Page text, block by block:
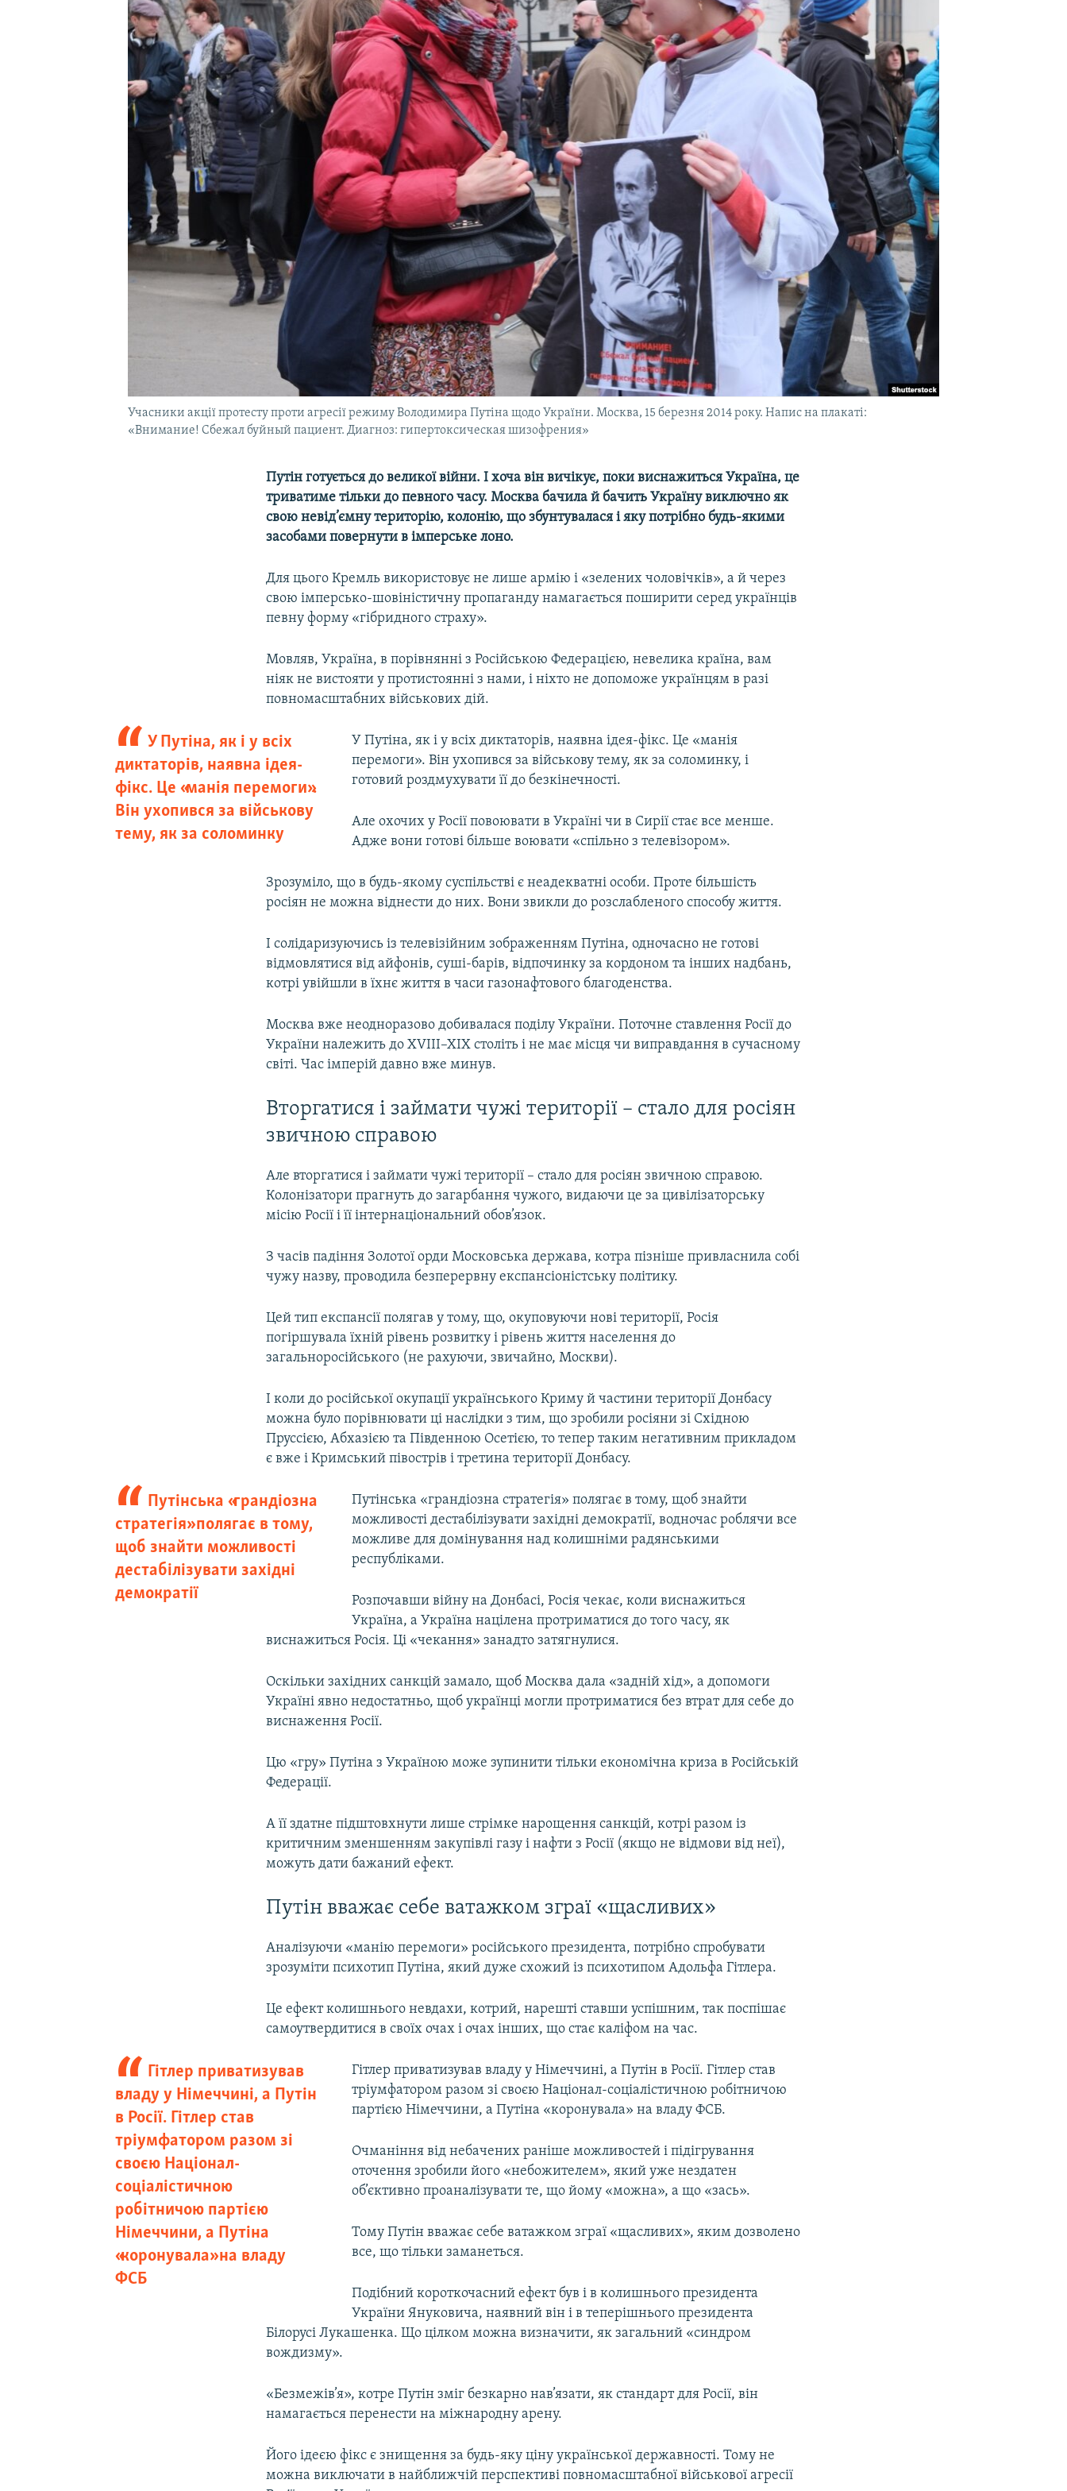
УКРАЇНСЬКА ПРОБЛЕМА КРИМУ
Учасники акції протесту проти агресії режиму Володимира Путіна щодо України. Москва, 15 березня 2014 року. Напис на плакаті:
«Внимание! Сбежал буйный пациент. Диагноз: гипертоксическая шизофрения»
Путін готується до великої війни. І хоча він вичікує, поки виснажиться Україна, це
триватиме тільки до певного часу. Москва бачила й бачить Україну виключно як
свою невід’ємну територію, колонію, що збунтувалася і яку потрібно будь-якими
засобами повернути в імперське лоно.
Для цього Кремль використовує не лише армію і «зелених чоловічків», а й через
свою імперсько-шовіністичну пропаганду намагається поширити серед українців
певну форму «гібридного страху».
Мовляв, Україна, в порівнянні з Російською Федерацією, невелика країна, вам
ніяк не вистояти у протистоянні з нами, і ніхто не допоможе українцям в разі
повномасштабних військових дій.
У Путіна, як і у всіх
диктаторів, наявна ідея-
фікс. Це «манія перемоги».
Він ухопився за військову
тему, як за соломинку
У Путіна, як і у всіх диктаторів, наявна ідея-фікс. Це «манія
перемоги». Він ухопився за військову тему, як за соломинку, і
готовий роздмухувати її до безкінечності.
Але охочих у Росії повоювати в Україні чи в Сирії стає все менше.
Адже вони готові більше воювати «спільно з телевізором».
Зрозуміло, що в будь-якому суспільстві є неадекватні особи. Проте більшість
росіян не можна віднести до них. Вони звикли до розслабленого способу життя.
І солідаризуючись із телевізійним зображенням Путіна, одночасно не готові
відмовлятися від айфонів, суші-барів, відпочинку за кордоном та інших надбань,
котрі увійшли в їхнє життя в часи газонафтового благоденства.
Москва вже неодноразово добивалася поділу України. Поточне ставлення Росії до
України належить до XVIII–XIX століть і не має місця чи виправдання в сучасному
світі. Час імперій давно вже минув.
Вторгатися і займати чужі території – стало для росіян
звичною справою
Але вторгатися і займати чужі території – стало для росіян звичною справою.
Колонізатори прагнуть до загарбання чужого, видаючи це за цивілізаторську
місію Росії і її інтернаціональний обов’язок.
З часів падіння Золотої орди Московська держава, котра пізніше привласнила собі
чужу назву, проводила безперервну експансіоністську політику.
Цей тип експансії полягав у тому, що, окуповуючи нові території, Росія
погіршувала їхній рівень розвитку і рівень життя населення до
загальноросійського (не рахуючи, звичайно, Москви).
І коли до російської окупації українського Криму й частини території Донбасу
можна було порівнювати ці наслідки з тим, що зробили росіяни зі Східною
Пруссією, Абхазією та Південною Осетією, то тепер таким негативним прикладом
є вже і Кримський півострів і третина території Донбасу.
Путінська «грандіозна
стратегія» полягає в тому,
щоб знайти можливості
дестабілізувати західні
демократії
Путінська «грандіозна стратегія» полягає в тому, щоб знайти
можливості дестабілізувати західні демократії, водночас роблячи все
можливе для домінування над колишніми радянськими
республіками.
Розпочавши війну на Донбасі, Росія чекає, коли виснажиться
Україна, а Україна націлена протриматися до того часу, як
виснажиться Росія. Ці «чекання» занадто затягнулися.
Оскільки західних санкцій замало, щоб Москва дала «задній хід», а допомоги
Україні явно недостатньо, щоб українці могли протриматися без втрат для себе до
виснаження Росії.
Цю «гру» Путіна з Україною може зупинити тільки економічна криза в Російській
Федерації.
А її здатне підштовхнути лише стрімке нарощення санкцій, котрі разом із
критичним зменшенням закупівлі газу і нафти з Росії (якщо не відмови від неї),
можуть дати бажаний ефект.
Путін вважає себе ватажком зграї «щасливих»
Аналізуючи «манію перемоги» російського президента, потрібно спробувати
зрозуміти психотип Путіна, який дуже схожий із психотипом Адольфа Гітлера.
Це ефект колишнього невдахи, котрий, нарешті ставши успішним, так поспішає
самоутвердитися в своїх очах і очах інших, що стає каліфом на час.
Гітлер приватизував
владу у Німеччині, а Путін
в Росії. Гітлер став
тріумфатором разом зі
своєю Націонал-
соціалістичною
робітничою партією
Німеччини, а Путіна
«коронувала» на владу
ФСБ
Гітлер приватизував владу у Німеччині, а Путін в Росії. Гітлер став
тріумфатором разом зі своєю Націонал-соціалістичною робітничою
партією Німеччини, а Путіна «коронувала» на владу ФСБ.
Очманіння від небачених раніше можливостей і підігрування
оточення зробили його «небожителем», який уже нездатен
об’єктивно проаналізувати те, що йому «можна», а що «зась».
Тому Путін вважає себе ватажком зграї «щасливих», яким дозволено
все, що тільки заманеться.
Подібний короткочасний ефект був і в колишнього президента
України Януковича, наявний він і в теперішнього президента
Білорусі Лукашенка. Що цілком можна визначити, як загальний «синдром
вождизму».
«Безмежів’я», котре Путін зміг безкарно нав’язати, як стандарт для Росії, він
намагається перенести на міжнародну арену.
Його ідеєю фікс є знищення за будь-яку ціну української державності. Тому не
можна виключати в найближчій перспективі повномасштабної військової агресії